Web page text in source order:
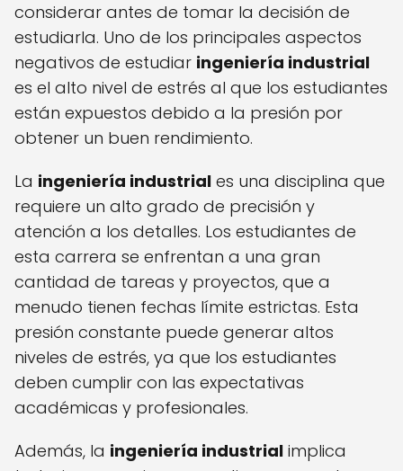
considerar antes de tomar la decisión de
estudiarla. Uno de los principales aspectos
negativos de estudiar ingeniería industrial
es el alto nivel de estrés al que los estudiantes
están expuestos debido a la presión por
obtener un buen rendimiento.
La ingeniería industrial es una disciplina que
requiere un alto grado de precisión y
atención a los detalles. Los estudiantes de
esta carrera se enfrentan a una gran
cantidad de tareas y proyectos, que a
menudo tienen fechas límite estrictas. Esta
presión constante puede generar altos
niveles de estrés, ya que los estudiantes
deben cumplir con las expectativas
académicas y profesionales.
Además, la ingeniería industrial implica